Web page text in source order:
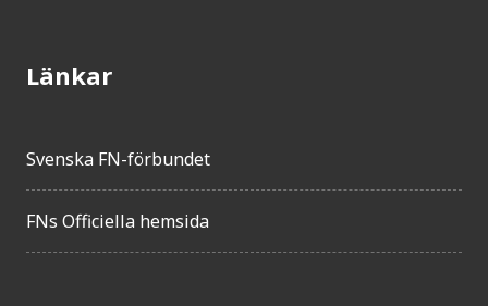
Länkar
Svenska FN-förbundet
FNs Officiella hemsida